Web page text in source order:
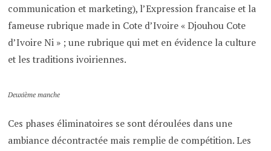
communication et marketing), l’Expression francaise et la
fameuse rubrique made in Cote d’Ivoire « Djouhou Cote
d’Ivoire Ni » ; une rubrique qui met en évidence la culture
et les traditions ivoiriennes.
Deuxième manche
Ces phases éliminatoires se sont déroulées dans une
ambiance décontractée mais remplie de compétition. Les